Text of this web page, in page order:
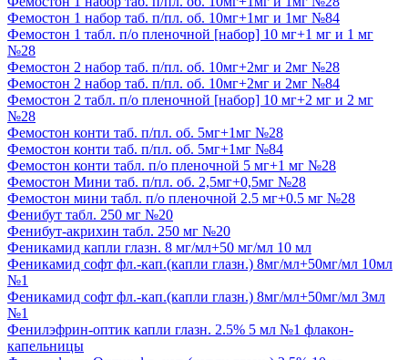
Фемостон 1 набор таб. п/пл. об. 10мг+1мг и 1мг №84
Фемостон 1 табл. п/о пленочной [набор] 10 мг+1 мг и 1 мг
№28
Фемостон 2 набор таб. п/пл. об. 10мг+2мг и 2мг №28
Фемостон 2 набор таб. п/пл. об. 10мг+2мг и 2мг №84
Фемостон 2 табл. п/о пленочной [набор] 10 мг+2 мг и 2 мг
№28
Фемостон конти таб. п/пл. об. 5мг+1мг №28
Фемостон конти таб. п/пл. об. 5мг+1мг №84
Фемостон конти табл. п/о пленочной 5 мг+1 мг №28
Фемостон Мини таб. п/пл. об. 2,5мг+0,5мг №28
Фемостон мини табл. п/о пленочной 2.5 мг+0.5 мг №28
Фенибут табл. 250 мг №20
Фенибут-акрихин табл. 250 мг №20
Феникамид капли глазн. 8 мг/мл+50 мг/мл 10 мл
Феникамид софт фл.-кап.(капли глазн.) 8мг/мл+50мг/мл 10мл
№1
Феникамид софт фл.-кап.(капли глазн.) 8мг/мл+50мг/мл 3мл
№1
Фенилэфрин-оптик капли глазн. 2.5% 5 мл №1 флакон-
капельницы